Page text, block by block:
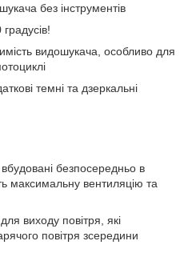
без інструментів
видошукача, особливо для
темні та дзеркальні
вбудовані безпосередньо в
максимальну вентиляцію та
виходу повітря, які
повітря зсередини